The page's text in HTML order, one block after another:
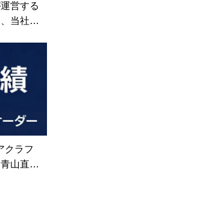
営する
当社が
クラフ
山直樹